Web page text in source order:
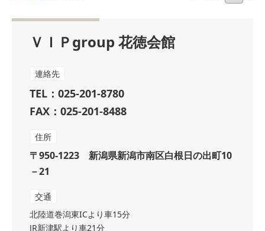
ＶＩＰgroup 花徳会館
連絡先
TEL：025-201-8780
FAX：025-201-8488
住所
〒950-1223 新潟県新潟市南区白根日の出町10
－21
交通
北陸道巻潟東ICより車15分
JR新津駅より車21分